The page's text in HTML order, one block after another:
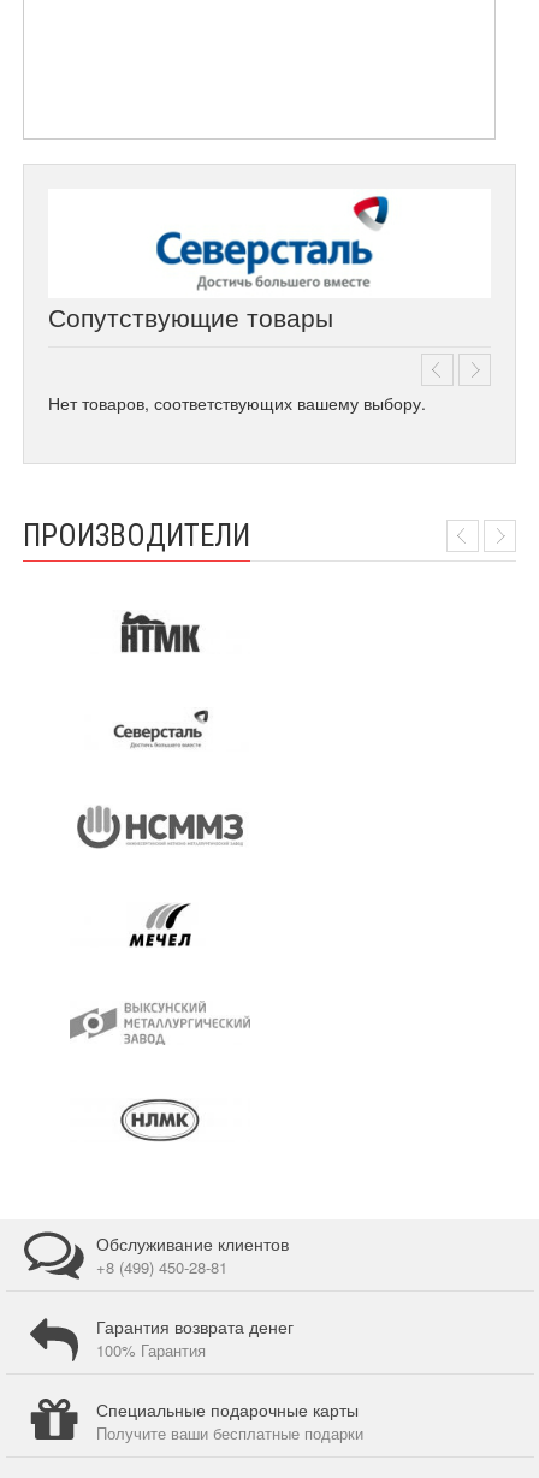
Сопутствующие товары
Нет товаров, соответствующих вашему выбору.
ПРОИЗВОДИТЕЛИ
Обслуживание клиентов
+8 (499) 450-28-81
Гарантия возврата денег
100% Гарантия
Специальные подарочные карты
Получите ваши бесплатные подарки